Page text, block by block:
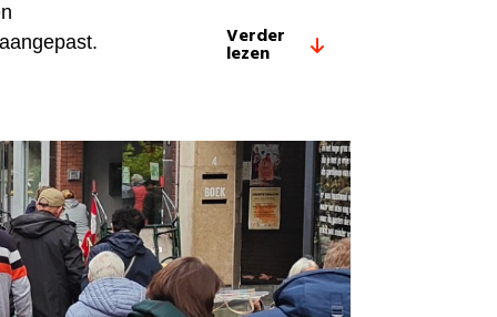
Verder
lezen